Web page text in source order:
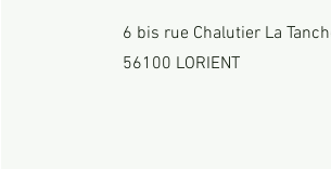
6 bis rue Chalutier La
56100 LORIENT